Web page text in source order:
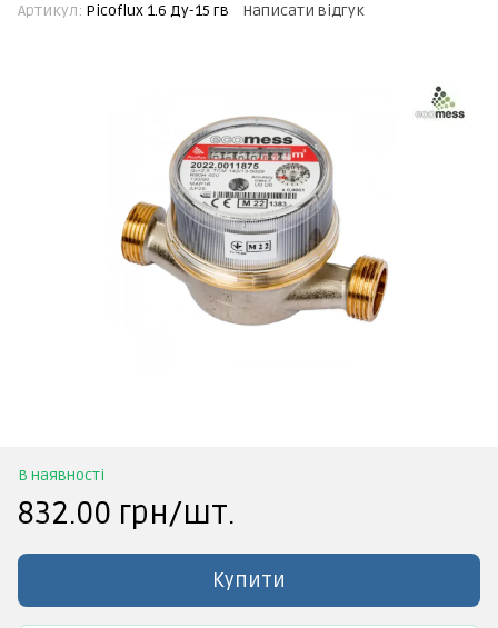
Артикул: Picoflux 1.6 Ду-15 гв Написати відгук
В наявності
832.00 грн/шт.
Купити